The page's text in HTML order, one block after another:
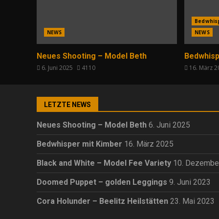
NEWS
Neues Shooting – Model Beth
6. Juni 2025 4110
NEWS
16. März
LETZTE NEWS
Neues Shooting – Model Beth 6. Juni 2025
Bedwhisper mit Kimber 16. März 2025
Black and White – Model Fee Variety 10.
Doomed Puppet – golden Leggings 9. Juni 2023
Cora Holunder – Beelitz Heilstätten 23. Mai 2023